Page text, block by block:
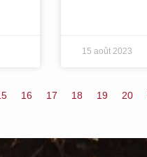
15 août 2023
16 17 18 19 20